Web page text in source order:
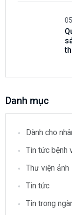
Danh mục
Dành cho
Tin tức bệnh
Thư viện ảnh
Tin tức
Tin trong